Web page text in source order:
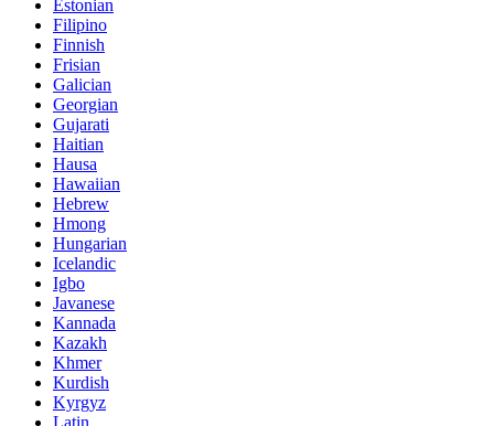
Estonian
Filipino
Finnish
Frisian
Galician
Georgian
Gujarati
Haitian
Hausa
Hawaiian
Hebrew
Hmong
Hungarian
Icelandic
Igbo
Javanese
Kannada
Kazakh
Khmer
Kurdish
Kyrgyz
Latin